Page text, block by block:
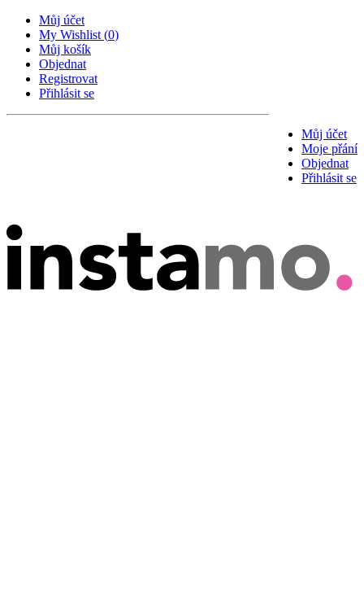
Můj účet
My Wishlist (0)
Můj košík
Objednat
Registrovat
Přihlásit se
Můj účet
Moje přání
Objednat
Přihlásit se